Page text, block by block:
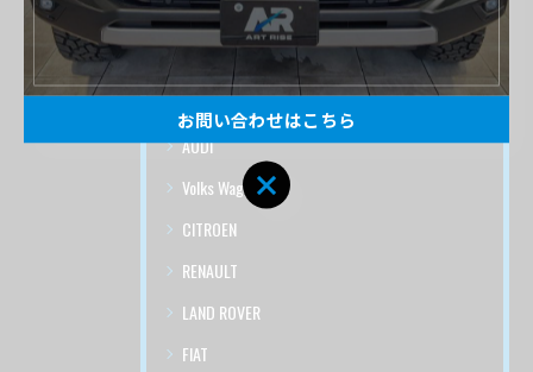
Mercedes-Benz
PORSCHE
AUDI
Volks Wagen
CITROEN
RENAULT
LAND ROVER
FIAT
お問い合わせはこちら